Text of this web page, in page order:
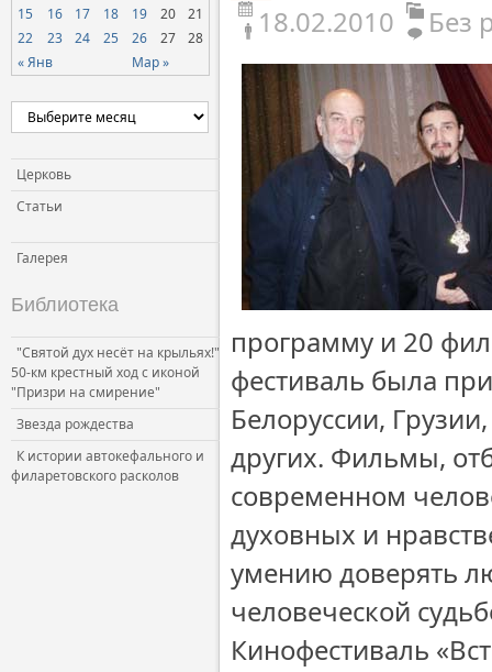
« Янв Мар »
15
16 17 18 19 20
21
22
23 24 25 26 27 28
Церковь
Статьи
Галерея
Библиотека
"Святой дух несёт на крыльях!"
50-км крестный ход с иконой
"Призри на смирение"
Звезда рождества
К истории автокефального и
филаретовского расколов
18.02.2010 Без
программу и 20
фестиваль была
Белоруссии,
других. Фильмы,
современном
духовных и
умению доверять
человеческой
Кинофестиваль